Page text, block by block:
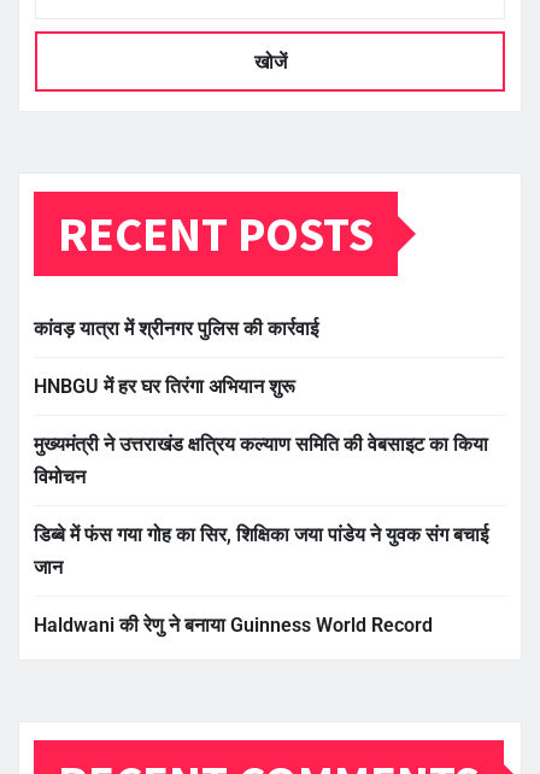
खोजें
RECENT POSTS
कांवड़ यात्रा में श्रीनगर पुलिस की कार्रवाई
HNBGU में हर घर तिरंगा अभियान शुरू
मुख्यमंत्री ने उत्तराखंड क्षत्रिय कल्याण समिति की वेबसाइट का किया
विमोचन
डिब्बे में फंस गया गोह का सिर, शिक्षिका जया पांडेय ने युवक संग बचाई
जान
Haldwani की रेणु ने बनाया Guinness World Record